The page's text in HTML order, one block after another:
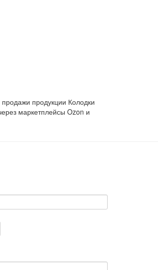
продукции Колодки
маркетплейсы Ozon и